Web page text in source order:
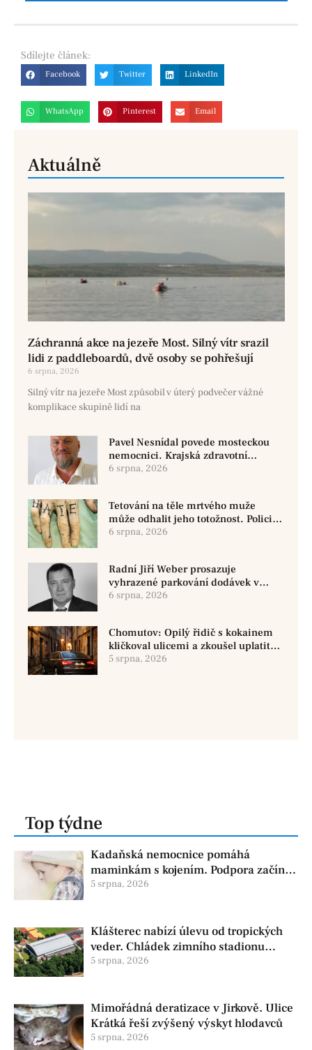
Sdílejte článek:
Facebook Twitter LinkedIn
WhatsApp Pinterest Email
Aktuálně
Záchranná akce na jezeře Most. Silný vítr srazil
lidi z paddleboardů, dvě osoby se pohřešují
6 srpna, 2026
Silný vítr na jezeře Most způsobil v úterý podvečer vážné
komplikace skupině lidí na
Pavel Nesnídal povede mosteckou
nemocnici. Krajská zdravotní
oznámila změnu ve vedení
6 srpna, 2026
Tetování na těle mrtvého muže
může odhalit jeho totožnost. Policie
žádá o pomoc
6 srpna, 2026
Radní Jiří Weber prosazuje
vyhrazené parkování dodávek v
Chomutově
6 srpna, 2026
Chomutov: Opilý řidič s kokainem
kličkoval ulicemi a zkoušel uplatit
policisty
5 srpna, 2026
Top týdne
Kadaňská nemocnice pomáhá
maminkám s kojením. Podpora začíná
už před porodem
5 srpna, 2026
Klášterec nabízí úlevu od tropických
veder. Chládek zimního stadionu
pomůže seniorům i nemocným
5 srpna, 2026
Mimořádná deratizace v Jirkově. Ulice
Krátká řeší zvýšený výskyt hlodavců
5 srpna, 2026